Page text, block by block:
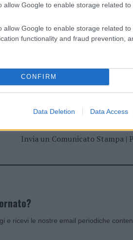
allow Google to enable storage related to
allow Google to enable storage related to
functionality and fraud prevention,
CONFIRM
Data Deletion Data Access
Prossimo articolo
Invia un Comunicato Stampa|
e ricevi le nostre email periodiche